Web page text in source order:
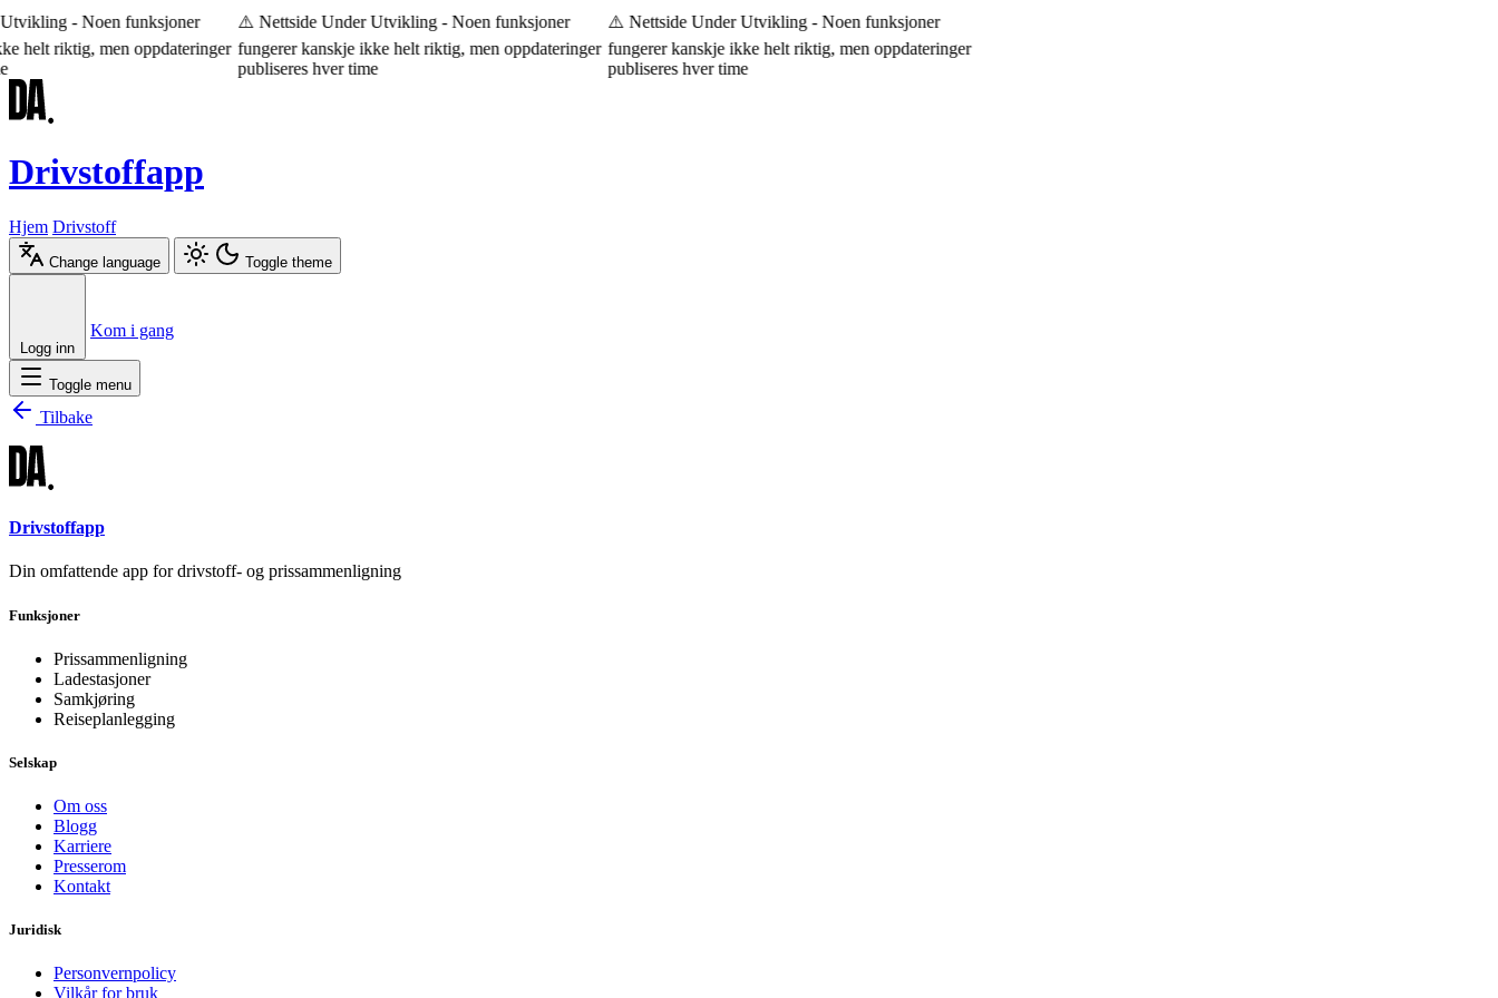
- Noen funksjoner
helt riktig, men oppdateringer
⚠️ Nettside Under Utvikling - Noen funksjoner
fungerer kanskje ikke helt riktig, men oppdateringer
publiseres hver time
⚠️ Nettside Under Utvikling - Noen funksjoner
fungerer kanskje ikke helt riktig, men oppdateringer
publiseres hver time
Drivstoffapp
Hjem Drivstoff
Change language Toggle theme
Logg inn
Kom i gang
Toggle menu
Tilbake
Drivstoffapp
Din omfattende app for drivstoff- og prissammenligning
Funksjoner
Prissammenligning
Ladestasjoner
Samkjøring
Reiseplanlegging
Selskap
Om oss
Blogg
Karriere
Presserom
Kontakt
Juridisk
Personvernpolicy
Vilkår for bruk